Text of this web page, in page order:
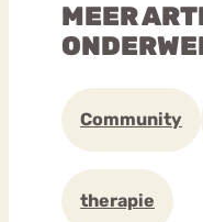
MEER
Community
therapie